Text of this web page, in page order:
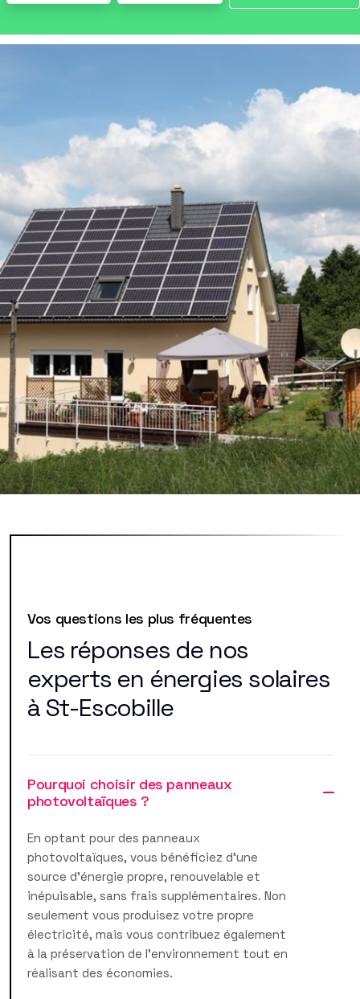
Vos questions les plus fréquentes
Les réponses de nos
experts en énergies solaires
à St-Escobille
Pourquoi choisir des panneaux
photovoltaïques ?
En optant pour des panneaux
photovoltaïques, vous bénéficiez d'une
source d'énergie propre, renouvelable et
inépuisable, sans frais supplémentaires. Non
seulement vous produisez votre propre
électricité, mais vous contribuez également
à la préservation de l'environnement tout en
réalisant des économies.